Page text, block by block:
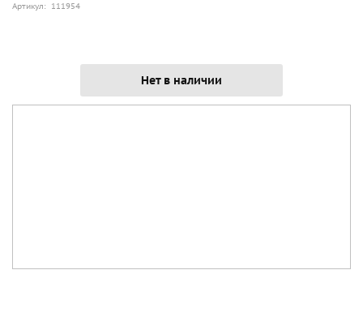
Артикул: 111954
Нет в наличии